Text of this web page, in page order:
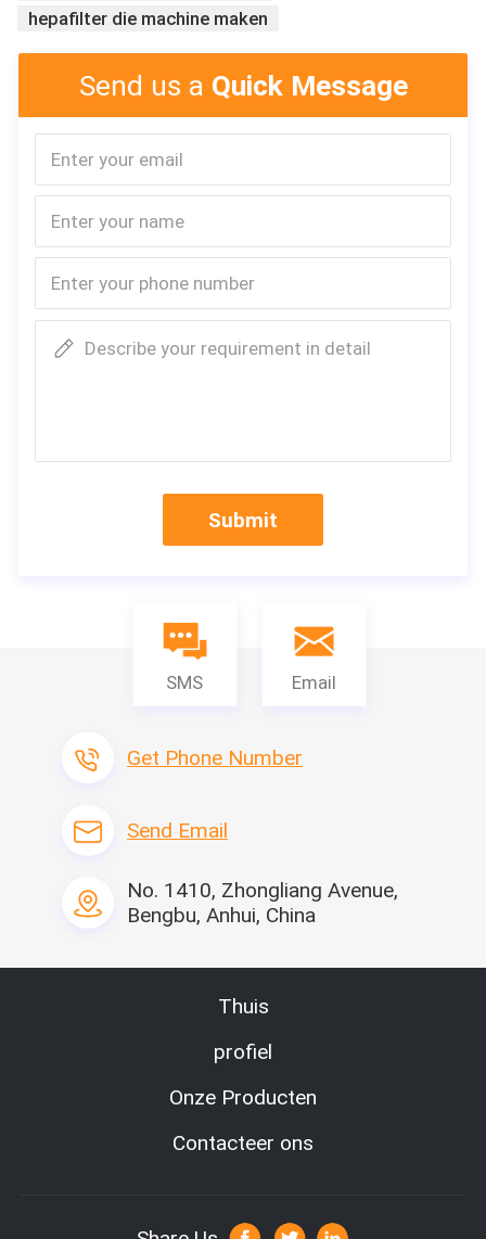
hepafilter die machine maken
Send us a Quick Message
Describe your requirement in detail
Submit
SMS Email
Get Phone Number
Send Email
No. 1410, Zhongliang Avenue,
Bengbu, Anhui, China
Thuis
profiel
Onze Producten
Contacteer ons